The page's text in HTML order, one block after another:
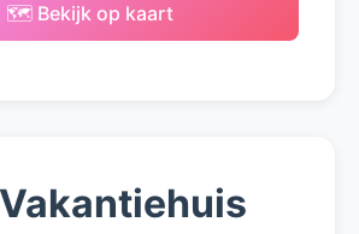
🗺️ Bekijk op kaart